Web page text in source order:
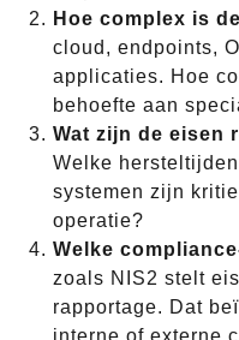
Hoe complex is
cloud, endpoints,
applicaties. Hoe
behoefte aan
Wat zijn de eisen
Welke
systemen zijn
operatie?
Welke
zoals NIS2 stelt
rapportage. Dat
interne of externe